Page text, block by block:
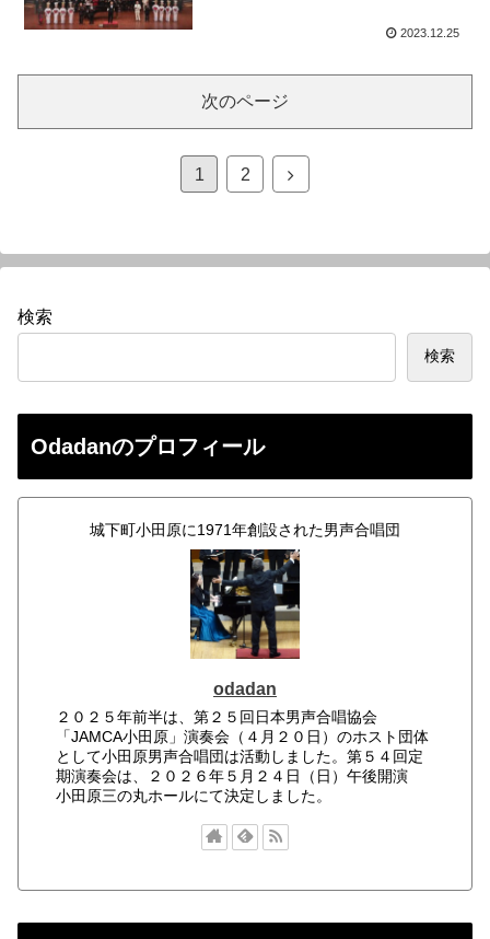
2023.12.25
次のページ
1 2
次
検索
検索
Odadanのプロフィール
城下町小田原に1971年創設された男声合唱団
odadan
２０２５年前半は、第２５回日本男声合唱協会
「JAMCA小田原」演奏会（４月２０日）のホスト団体
として小田原男声合唱団は活動しました。第５４回定
期演奏会は、２０２６年５月２４日（日）午後開演
小田原三の丸ホールにて決定しました。